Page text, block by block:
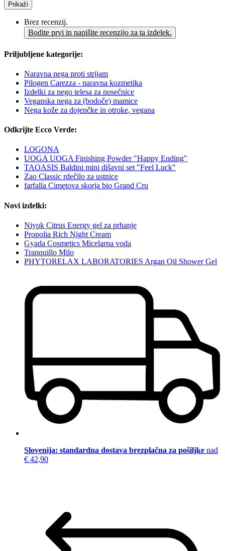
Prikaži
Brez recenzij.
Bodite prvi in napišite recenzijo za ta izdelek.
Priljubljene kategorije:
Naravna nega proti strijam
Pilogen Carezza - naravna kozmetika
Izdelki za nego telesa za nosečnice
Veganska nega za (bodoče) mamice
Nega kože za dojenčke in otroke, vegana
Odkrijte Ecco Verde:
LOGONA
UOGA UOGA Finishing Powder "Happy Ending"
TAOASIS Baldini mini dišavni set "Feel Luck"
Zao Classic rdečilo za ustnice
farfalla Cimetova skorja bio Grand Cru
Novi izdelki:
Niyok Citrus Energy gel za prhanje
Propolia Rich Night Cream
Gyada Cosmetics Micelarna voda
Tranquillo Milo
PHYTORELAX LABORATORIES Argan Oil Shower Gel
Slovenija: standardna dostava brezplačna za pošiljke nad
€ 42,90